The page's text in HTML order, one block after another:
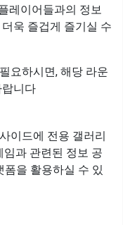
레이어들과의 정보
욱 즐겁게 즐기실 수
요하시면, 해당 라운
니다
이드에 전용 갤러리
과 관련된 정보 공
을 활용하실 수 있